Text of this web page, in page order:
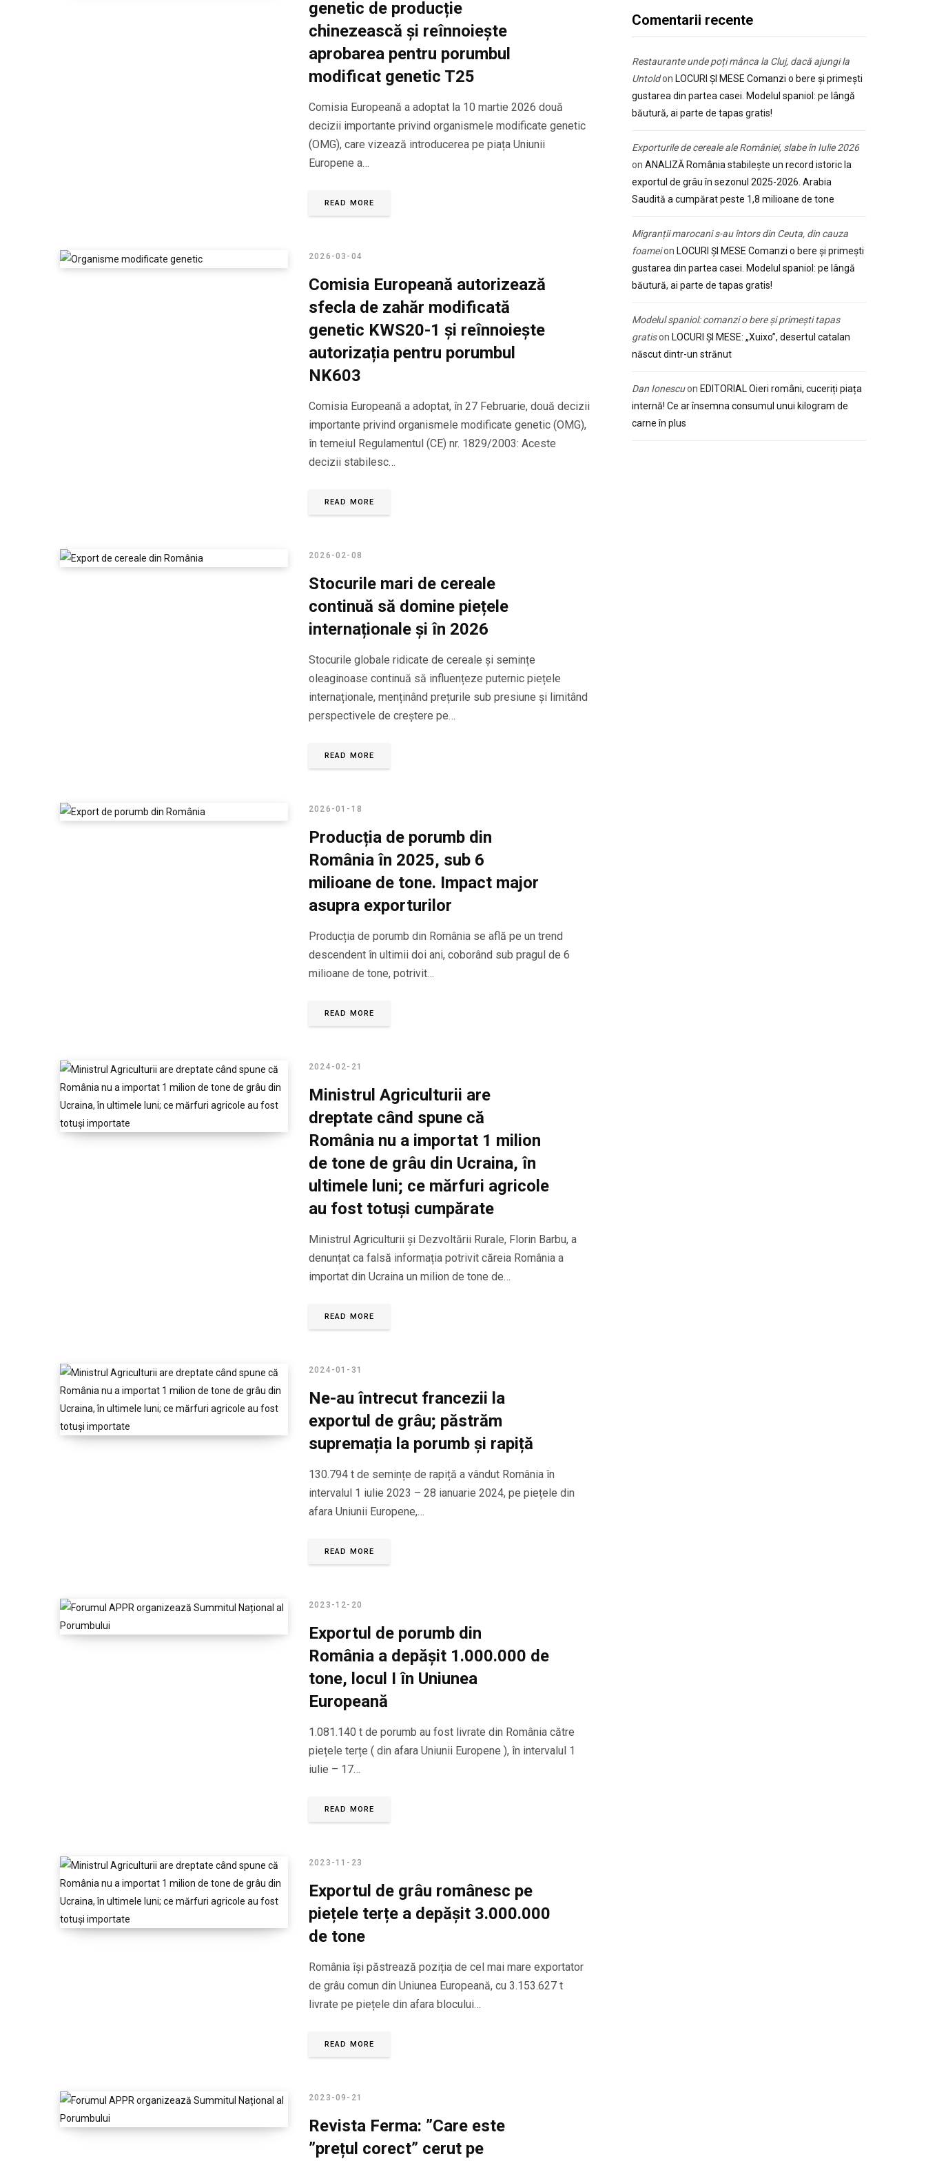
genetic de producție
chinezească și reînnoiește
aprobarea pentru porumbul
modificat genetic T25
Comisia Europeană a adoptat la 10 martie 2026 două
decizii importante privind organismele modificate genetic
(OMG), care vizează introducerea pe piața Uniunii
Europene a…
READ MORE
2026-03-04
Comisia Europeană autorizează
sfecla de zahăr modificată
genetic KWS20-1 și reînnoiește
autorizația pentru porumbul
NK603
Comisia Europeană a adoptat, în 27 Februarie, două decizii
importante privind organismele modificate genetic (OMG),
în temeiul Regulamentul (CE) nr. 1829/2003: Aceste
decizii stabilesc…
READ MORE
2026-02-08
Stocurile mari de cereale
continuă să domine piețele
internaționale și în 2026
Stocurile globale ridicate de cereale și semințe
oleaginoase continuă să influențeze puternic piețele
internaționale, menținând prețurile sub presiune și limitând
perspectivele de creștere pe…
READ MORE
2026-01-18
Producția de porumb din
România în 2025, sub 6
milioane de tone. Impact major
asupra exporturilor
Producția de porumb din România se află pe un trend
descendent în ultimii doi ani, coborând sub pragul de 6
milioane de tone, potrivit…
READ MORE
2024-02-21
Ministrul Agriculturii are
dreptate când spune că
România nu a importat 1 milion
de tone de grâu din Ucraina, în
ultimele luni; ce mărfuri agricole
au fost totuși cumpărate
Ministrul Agriculturii și Dezvoltării Rurale, Florin Barbu, a
denunțat ca falsă informația potrivit căreia România a
importat din Ucraina un milion de tone de…
READ MORE
2024-01-31
Ne-au întrecut francezii la
exportul de grâu; păstrăm
supremația la porumb și rapiță
130.794 t de semințe de rapiță a vândut România în
intervalul 1 iulie 2023 – 28 ianuarie 2024, pe piețele din
afara Uniunii Europene,…
READ MORE
2023-12-20
Exportul de porumb din
România a depășit 1.000.000 de
tone, locul I în Uniunea
Europeană
1.081.140 t de porumb au fost livrate din România către
piețele terțe ( din afara Uniunii Europene ), în intervalul 1
iulie – 17…
READ MORE
2023-11-23
Exportul de grâu românesc pe
piețele terțe a depășit 3.000.000
de tone
România își păstrează poziția de cel mai mare exportator
de grâu comun din Uniunea Europeană, cu 3.153.627 t
livrate pe piețele din afara blocului…
READ MORE
2023-09-21
Revista Ferma: ”Care este
”prețul corect” cerut pe
Comentarii recente
Restaurante unde poți mânca la Cluj, dacă ajungi la
Untoldon LOCURI ȘI MESE Comanzi o bere și primești
gustarea din partea casei. Modelul spaniol: pe lângă
băutură, ai parte de tapas gratis!
Exporturile de cereale ale României, slabe în Iulie 2026
on ANALIZĂ România stabilește un record istoric la
exportul de grâu în sezonul 2025-2026. Arabia
Saudită a cumpărat peste 1,8 milioane de tone
Migranții marocani s-au întors din Ceuta, din cauza
foameion LOCURI ȘI MESE Comanzi o bere și primești
gustarea din partea casei. Modelul spaniol: pe lângă
băutură, ai parte de tapas gratis!
Modelul spaniol: comanzi o bere și primești tapas
gratison LOCURI ȘI MESE: „Xuixo”, desertul catalan
născut dintr-un strănut
Dan Ionescuon EDITORIAL Oieri români, cuceriți piața
internă! Ce ar însemna consumul unui kilogram de
carne în plus